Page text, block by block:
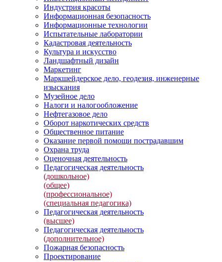
Индустрия красоты
Информационная безопасность
Информационные технологии
Испытательные лаборатории
Кадастровая деятельность
Культура и искусство
Ландшафтный дизайн
Маркетинг
Маркшейдерское дело, геодезия, инженерные
изыскания
Музейное дело
Налоги и налогообложение
Нефтегазовое дело
Оборот наркотических средств
Общественное питание
Оказание первой помощи пострадавшим
Охрана труда
Оценочная деятельность
Педагогическая деятельность
(дошкольное)
(общее)
(профессиональное)
(специальная педагогика)
Педагогическая деятельность
(высшее)
Педагогическая деятельность
(дополнительное)
Пожарная безопасность
Проектирование